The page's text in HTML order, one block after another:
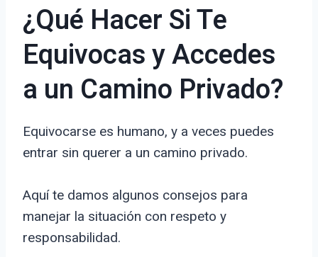
¿Qué Hacer Si Te
Equivocas y Accedes
a un Camino Privado?
Equivocarse es humano, y a veces puedes
entrar sin querer a un camino privado.
Aquí te damos algunos consejos para
manejar la situación con respeto y
responsabilidad.